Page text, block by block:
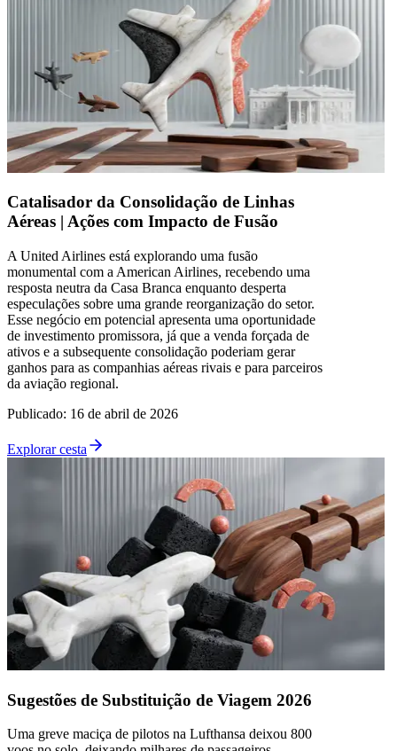
Catalisador da Consolidação de Linhas
Aéreas | Ações com Impacto de Fusão
A United Airlines está explorando uma fusão
monumental com a American Airlines, recebendo uma
resposta neutra da Casa Branca enquanto desperta
especulações sobre uma grande reorganização do setor.
Esse negócio em potencial apresenta uma oportunidade
de investimento promissora, já que a venda forçada de
ativos e a subsequente consolidação poderiam gerar
ganhos para as companhias aéreas rivais e para parceiros
da aviação regional.
Publicado: 16 de abril de 2026
Explorar cesta
Sugestões de Substituição de Viagem 2026
Uma greve maciça de pilotos na Lufthansa deixou 800